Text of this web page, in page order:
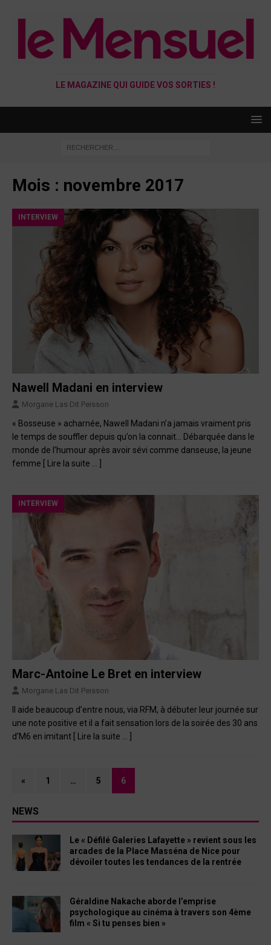
LE MAGAZINE QUI GUIDE VOS SORTIES !
Mois : novembre 2017
INTERVIEW
Nawell Madani en interview
Morgane Las Dit Peisson
« Bosseuse » acharnée, Nawell Madani n’a jamais vraiment pris
le temps de souffler depuis qu’on la connait… Débarquée dans le
monde de l’humour après avoir sévi comme danseuse, la jeune
femme [ Lire la suite … ]
INTERVIEW
Marc-Antoine Le Bret en interview
Morgane Las Dit Peisson
Il aide beaucoup d’entre nous, via RFM, à débuter leur journée sur
une note positive et il a fait sensation lors de la soirée des 30 ans
d’M6 en imitant [ Lire la suite … ]
« 1 … 5 6
NEWS
Le « Défilé Galeries Lafayette » revient sous les
arcades de la Place Masséna de Nice pour
dévoiler toutes les tendances de la rentrée
Géraldine Nakache aborde l’emprise
psychologique au cinéma à travers son 4ème
film « Si tu penses bien »